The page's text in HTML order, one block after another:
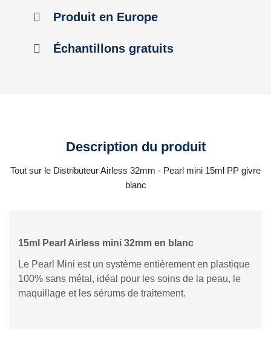
Produit en Europe
Échantillons gratuits
Description du produit
Tout sur le Distributeur Airless 32mm - Pearl mini 15ml PP givre
blanc
15ml Pearl Airless mini 32mm en blanc
Le Pearl Mini est un système entièrement en plastique
100% sans métal, idéal pour les soins de la peau, le
maquillage et les sérums de traitement.